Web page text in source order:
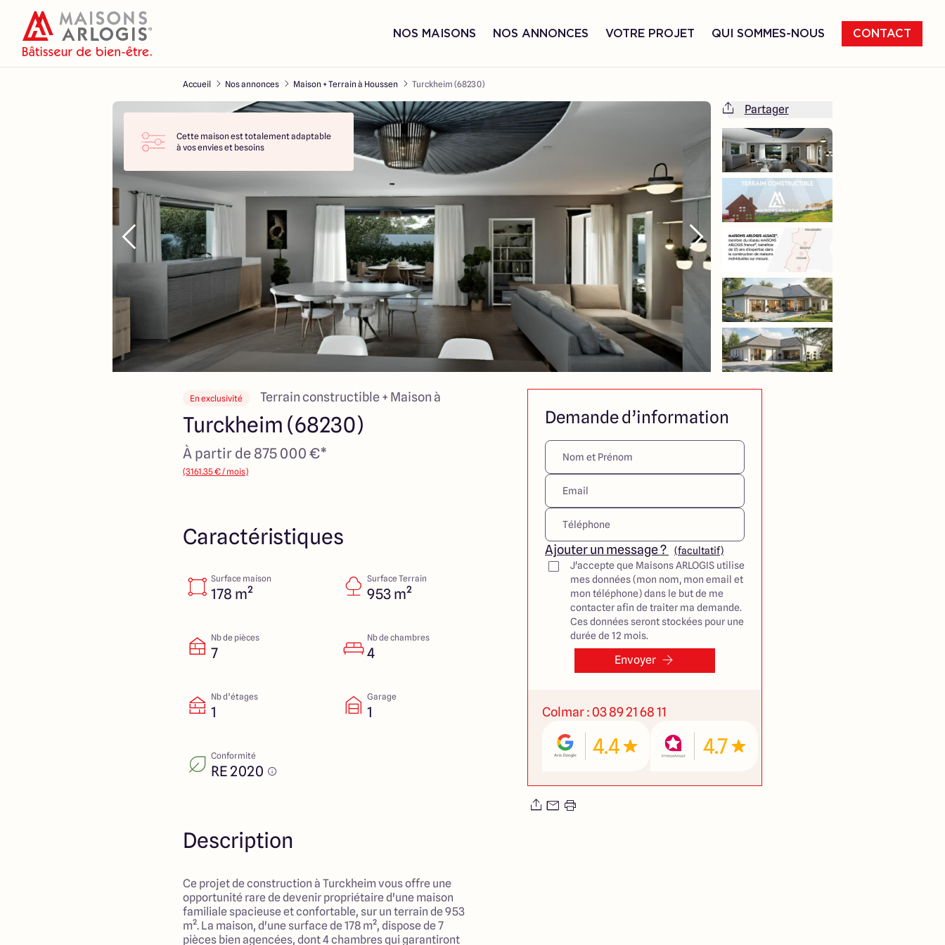
NOS MAISONS NOS ANNONCES VOTRE PROJET QUI SOMMES-NOUS CONTACT
Accueil Nos annonces Maison + Terrain à Houssen Turckheim (68230)
Cette maison est totalement adaptable
à vos envies et besoins
Cette maison est totalement adaptable
à vos envies et besoins
Partager
En exclusivité Terrain constructible + Maison à
Turckheim (68230)
À partir de 875 000 €*
(3161.35 € / mois)
Caractéristiques
Surface maison
178 m²
Surface Terrain
953 m²
Nb de pièces
7
Nb de chambres
4
Nb d’étages
1
Garage
1
Conformité
RE 2020
Description
Ce projet de construction à Turckheim vous offre une
opportunité rare de devenir propriétaire d'une maison
familiale spacieuse et confortable, sur un terrain de 953
m². La maison, d'une surface de 178 m², dispose de 7
pièces bien agencées, dont 4 chambres qui garantiront
Demande d’information
Ajouter un message ?
(facultatif)
J'accepte que Maisons ARLOGIS utilise
mes données (mon nom, mon email et
mon téléphone) dans le but de me
contacter afin de traiter ma demande.
Ces données seront stockées pour une
durée de 12 mois.
Envoyer
Colmar : 03 89 21 68 11
4.4 4.7